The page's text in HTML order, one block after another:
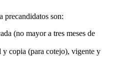
precandidatos son:
(no mayor a tres meses de
copia (para cotejo), vigente y